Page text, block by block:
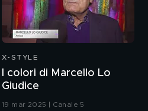
X-STYLE
I colori di Marcello Lo
Giudice
19 mar 2025 | Canale 5